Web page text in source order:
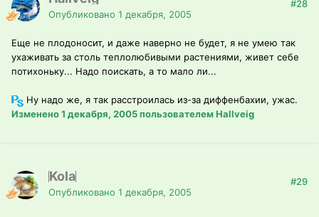
Опубликовано 1 декабря, 2005
#28
Еще не плодоносит, и даже наверно не будет, я не умею так
ухаживать за столь теплолюбивыми растениями, живет себе
потихоньку... Надо поискать, а то мало ли...
Ну надо же, я так расстроилась из-за диффенбахии, ужас.
Изменено1 декабря, 2005пользователем Hallveig
Kola
Опубликовано 1 декабря, 2005
#29